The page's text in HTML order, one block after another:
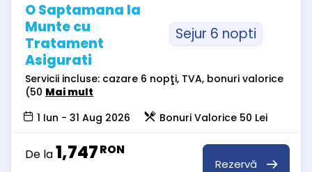
O Saptamana la
Munte cu
Tratament
Asigurati
Sejur 6 nopti
Servicii incluse: cazare 6 nopţi, TVA, bonuri valorice
(50 Mai mult
1 Iun - 31 Aug 2026
Bonuri Valorice 50 Lei
De la1,747RON
Rezervă